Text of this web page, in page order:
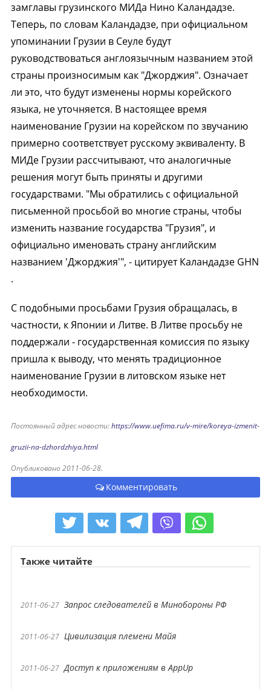
замглавы грузинского МИДа Нино Каландадзе.
Теперь, по словам Каландадзе, при официальном
упоминании Грузии в Сеуле будут
руководствоваться англоязычным названием этой
страны произносимым как "Джорджия". Означает
ли это, что будут изменены нормы корейского
языка, не уточняется. В настоящее время
наименование Грузии на корейском по звучанию
примерно соответствует русскому эквиваленту. В
МИДе Грузии рассчитывают, что аналогичные
решения могут быть приняты и другими
государствами. "Мы обратились с официальной
письменной просьбой во многие страны, чтобы
изменить название государства "Грузия", и
официально именовать страну английским
названием 'Джорджия'", - цитирует Каландадзе GHN
.
С подобными просьбами Грузия обращалась, в
частности, к Японии и Литве. В Литве просьбу не
поддержали - государственная комиссия по языку
пришла к выводу, что менять традиционное
наименование Грузии в литовском языке нет
необходимости.
Постоянный адрес новости:https://www.uefima.ru/v-mire/koreya-izmenit-
gruzii-na-dzhordzhiya.html
Опубликовано 2011-06-28.
Комментировать
Также читайте
2011-06-27 Запрос следователей в Минобороны РФ
2011-06-27 Цивилизация племени Майя
2011-06-27 Доступ к приложениям в AppUp